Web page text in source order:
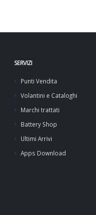
SERVIZI
Punti Vendita
Volantini e Cataloghi
Marchi trattati
Battery Shop
Ultimi Arrivi
Apps Download